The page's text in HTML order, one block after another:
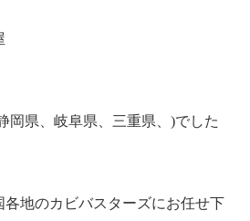
岡県、岐阜県、三重県、)でした
地のカビバスターズにお任せ下